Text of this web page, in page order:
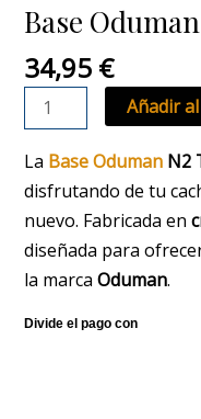
Base
34,95 €
Travel
cantidad
Añadir
La Base Oduman N2
disfrutando de tu
nuevo. Fabricada en
diseñada para
la marca Oduman.